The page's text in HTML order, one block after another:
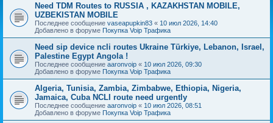
Need TDM Routes to RUSSIA , KAZAKHSTAN MOBILE,
UZBEKISTAN MOBILE
Последнее сообщение vaseapupkin83 « 10 июл 2026, 14:40
Добавлено в форуме Покупка Voip Трафика
Need sip device ncli routes Ukraine Türkiye, Lebanon, Israel,
Palestine Egypt Angola !
Последнее сообщение aaronvoip « 10 июл 2026, 09:30
Добавлено в форуме Покупка Voip Трафика
Algeria, Tunisia, Zambia, Zimbabwe, Ethiopia, Nigeria,
Jamaica, Cuba NCLI route need urgently
Последнее сообщение aaronvoip « 10 июл 2026, 08:51
Добавлено в форуме Покупка Voip Трафика